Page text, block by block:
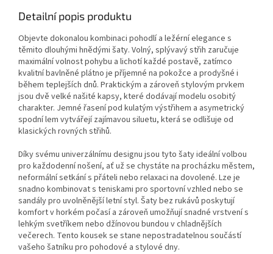
Detailní popis produktu
Objevte dokonalou kombinaci pohodlí a ležérní elegance s
těmito dlouhými hnědými šaty. Volný, splývavý střih zaručuje
maximální volnost pohybu a lichotí každé postavě, zatímco
kvalitní bavlněné plátno je příjemné na pokožce a prodyšné i
během teplejších dnů. Praktickým a zároveň stylovým prvkem
jsou dvě velké našité kapsy, které dodávají modelu osobitý
charakter. Jemné řasení pod kulatým výstřihem a asymetrický
spodní lem vytvářejí zajímavou siluetu, která se odlišuje od
klasických rovných střihů.
Díky svému univerzálnímu designu jsou tyto šaty ideální volbou
pro každodenní nošení, ať už se chystáte na procházku městem,
neformální setkání s přáteli nebo relaxaci na dovolené. Lze je
snadno kombinovat s teniskami pro sportovní vzhled nebo se
sandály pro uvolněnější letní styl. Šaty bez rukávů poskytují
komfort v horkém počasí a zároveň umožňují snadné vrstvení s
lehkým svetříkem nebo džínovou bundou v chladnějších
večerech. Tento kousek se stane nepostradatelnou součástí
vašeho šatníku pro pohodové a stylové dny.